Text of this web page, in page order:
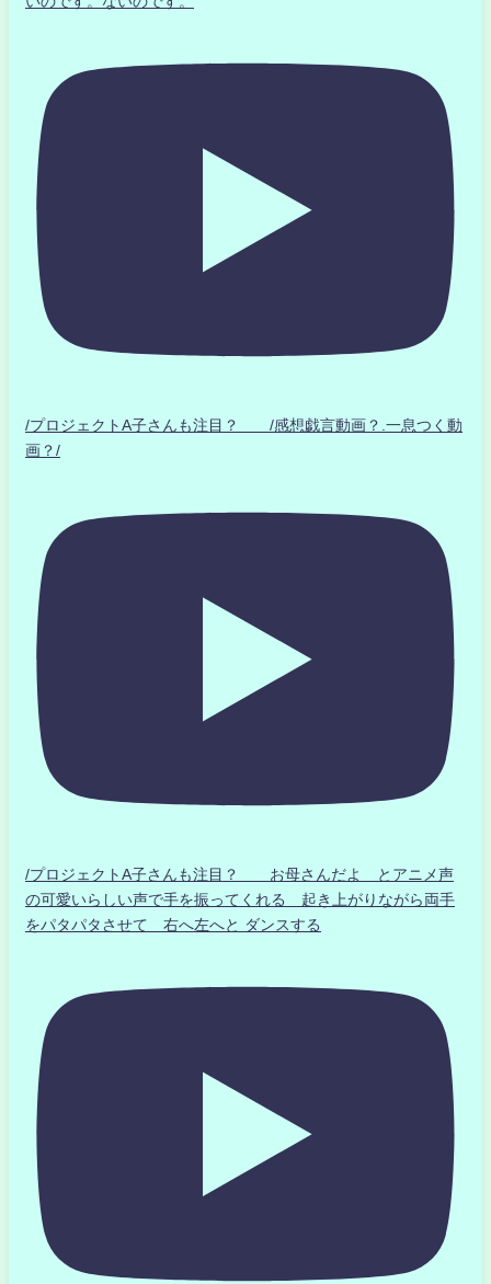
/プロジェクトA子さんも注目？ /感想戯言動画？.一息つく動
画？/
/プロジェクトA子さんも注目？ お母さんだよ とアニメ声
の可愛いらしい声で手を振ってくれる 起き上がりながら両手
をパタパタさせて 右へ左へと ダンスする